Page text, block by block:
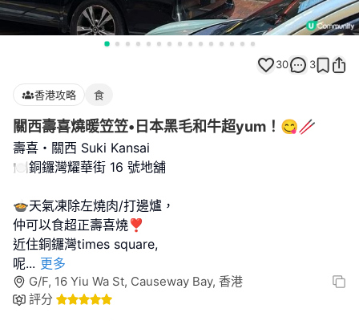
30 3
香港攻略 食
關西壽喜燒暖笠笠•日本黑毛和牛超yum！😋🥢
壽喜・關西 Suki Kansai
🍽銅鑼灣耀華街 16 號地舖
🍲天氣凍除左燒肉/打邊爐，
仲可以食超正壽喜燒❣️
近住銅鑼灣times square,
呢... 更多
G/F, 16 Yiu Wa St, Causeway Bay, 香港
評分